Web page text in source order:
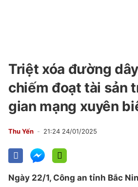
Triệt xóa đường
chiếm đoạt tài sản
gian mạng xuyên
Thu Yến 21:24 24/01/2025
Ngày 22/1, Công an tỉnh Bắc